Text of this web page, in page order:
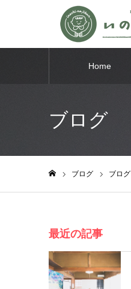
Home
ブログ
ブログ ブログ
最近の記事